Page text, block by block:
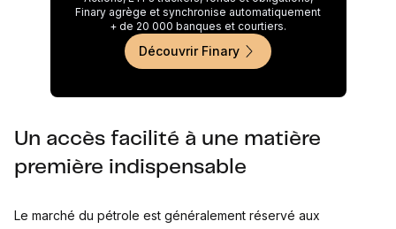
Finary agrège et synchronise automatiquement
+ de 20 000 banques et courtiers.
Découvrir Finary
Un accès facilité à une matière
première indispensable
Le marché du pétrole est généralement réservé aux